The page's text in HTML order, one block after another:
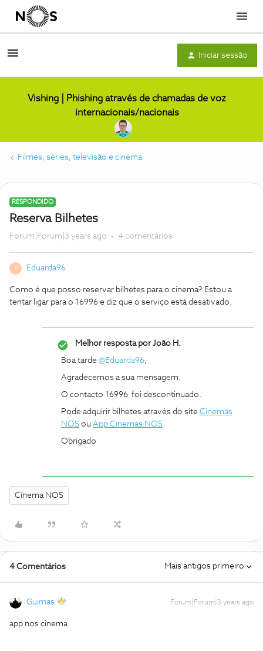
Menu
Iniciar sessão
Vishing | Phishing através de chamadas de voz
internacionais/nacionais
Filmes, séries, televisão e cinema
RESPONDIDO
Reserva Bilhetes
Forum|Forum|3 years ago 4 comentários
E Eduarda96
Como é que posso reservar bilhetes para o cinema? Estou a
tentar ligar para o 16996 e diz que o serviço está desativado.
Melhor resposta porJoão H.
Boa tarde @Eduarda96,
Agradecemos a sua mensagem.
O contacto 16996 foi descontinuado.
Pode adquirir bilhetes através do site Cinemas
NOS ou App Cinemas NOS.
Obrigado
Cinema NOS
4 Comentários Mais antigos primeiro
Guimas Forum|Forum|3 years ago
app nos cinema